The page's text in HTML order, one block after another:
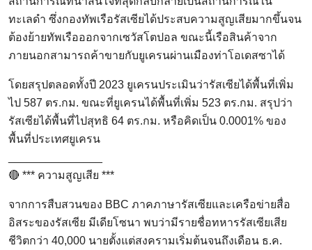
ทะเลดำ ซึ่งกองทัพเรือรัสเซียได้ประสบความสูญเสียมากขึ้นจน
ต้องย้ายทัพเรือออกจากเซวัสโตปอล ขณะนี้เรือสินค้าจาก
ภายนอกสามารถค้าขายกับยูเครนผ่านเมืองท่าโอเดสซาได้
โดยสรุปตลอดทั้งปี 2023 ยูเครนประเมินว่ารัสเซียได้พื้นที่เพิ่ม
ไป 587 ตร.กม. ขณะที่ยูเครนได้พื้นที่เพิ่ม 523 ตร.กม. สรุปว่า
รัสเซียได้พื้นที่ไปสุทธิ 64 ตร.กม. หรือคิดเป็น 0.0001% ของ
พื้นที่ประเทศยูเครน
🔴 *** ความสูญเสีย ***
จากการสืบสวนของ BBC ภาคภาษารัสเซียและเครือข่ายสื่อ
อิสระของรัสเซีย มีเดียโซนา พบว่ามีรายชื่อทหารรัสเซียเสีย
ชีวิตกว่า 40,000 นายตั้งแต่สงครามเริ่มต้นจนถึงเดือน ธ.ค.